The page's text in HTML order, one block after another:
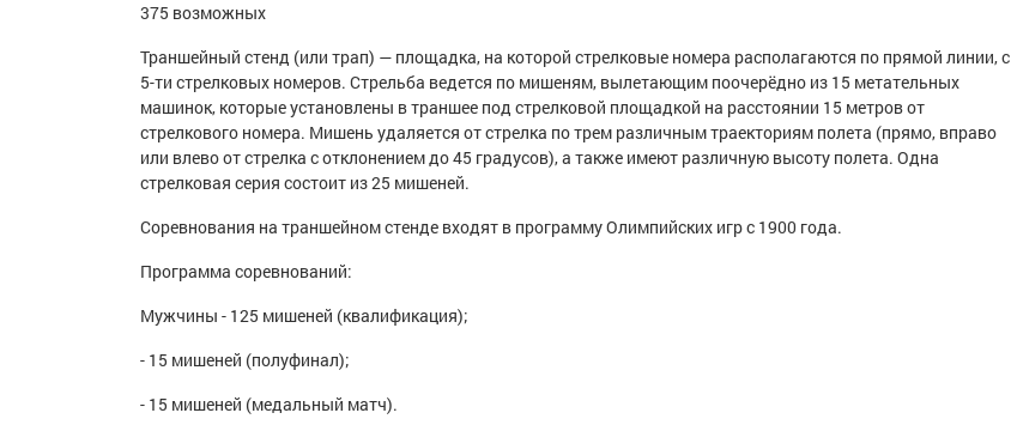
375 возможных
Траншейный стенд (или трап) — площадка, на которой стрелковые номера располагаются по прямой линии, с
5-ти стрелковых номеров. Стрельба ведется по мишеням, вылетающим поочерёдно из 15 метательных
машинок, которые установлены в траншее под стрелковой площадкой на расстоянии 15 метров от
стрелкового номера. Мишень удаляется от стрелка по трем различным траекториям полета (прямо, вправо
или влево от стрелка с отклонением до 45 градусов), а также имеют различную высоту полета. Одна
стрелковая серия состоит из 25 мишеней.
Соревнования на траншейном стенде входят в программу Олимпийских игр с 1900 года.
Программа соревнований:
Мужчины - 125 мишеней (квалификация);
- 15 мишеней (полуфинал);
- 15 мишеней (медальный матч).